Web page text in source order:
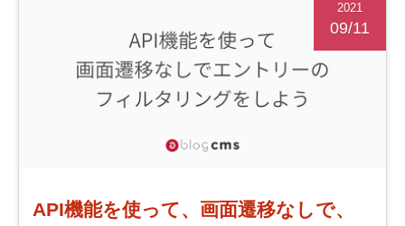
2021
09/11
API機能を使って、画面遷移なしで、